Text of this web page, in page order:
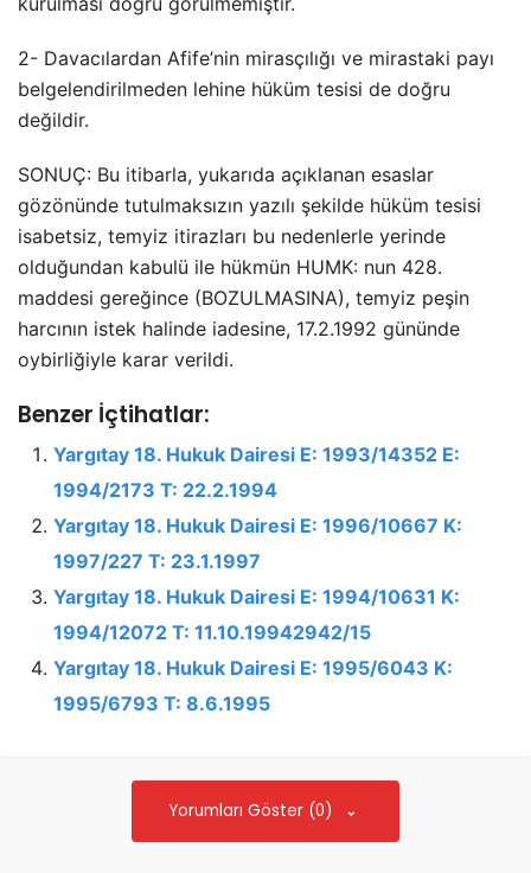
2- Davacılardan Afife’nin mirasçılığı ve mirastaki payı
belgelendirilmeden lehine hüküm tesisi de doğru
değildir.
SONUÇ: Bu itibarla, yukarıda açıklanan esaslar
gözönünde tutulmaksızın yazılı şekilde hüküm tesisi
isabetsiz, temyiz itirazları bu nedenlerle yerinde
olduğundan kabulü ile hükmün HUMK: nun 428.
maddesi gereğince (BOZULMASINA), temyiz peşin
harcının istek halinde iadesine, 17.2.1992 gününde
oybirliğiyle karar verildi.
Benzer İçtihatlar:
Yargıtay 18. Hukuk Dairesi E: 1993/14352 E:
1994/2173 T: 22.2.1994
Yargıtay 18. Hukuk Dairesi E: 1996/10667 K:
1997/227 T: 23.1.1997
Yargıtay 18. Hukuk Dairesi E: 1994/10631 K:
1994/12072 T: 11.10.19942942/15
Yargıtay 18. Hukuk Dairesi E: 1995/6043 K:
1995/6793 T: 8.6.1995
Yorumları Göster (0)